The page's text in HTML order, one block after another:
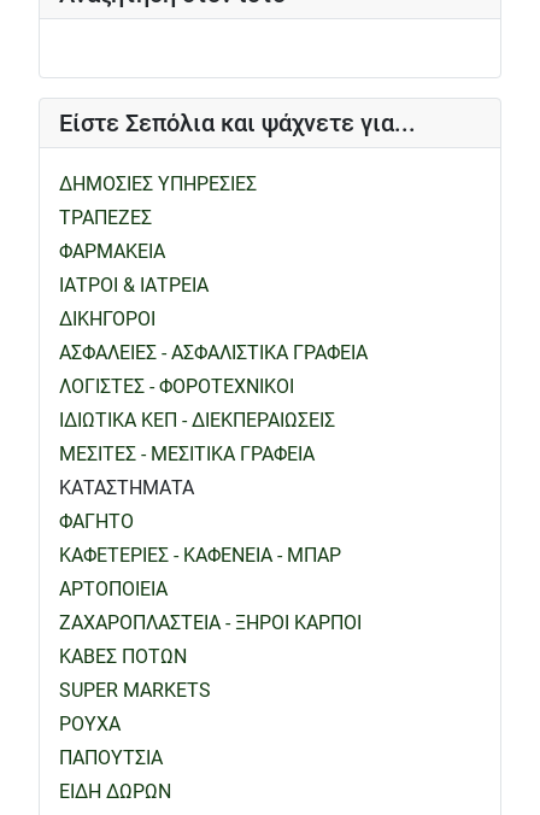
Είστε Σεπόλια και ψάχνετε για...
ΔΗΜΟΣΙΕΣ ΥΠΗΡΕΣΙΕΣ
ΤΡΑΠΕΖΕΣ
ΦΑΡΜΑΚΕΙΑ
ΙΑΤΡΟΙ & ΙΑΤΡΕΙΑ
ΔΙΚΗΓΟΡΟΙ
ΑΣΦΑΛΕΙΕΣ - ΑΣΦΑΛΙΣΤΙΚΑ ΓΡΑΦΕΙΑ
ΛΟΓΙΣΤΕΣ - ΦΟΡΟΤΕΧΝΙΚΟΙ
ΙΔΙΩΤΙΚΑ ΚΕΠ - ΔΙΕΚΠΕΡΑΙΩΣΕΙΣ
ΜΕΣΙΤΕΣ - ΜΕΣΙΤΙΚΑ ΓΡΑΦΕΙΑ
ΚΑΤΑΣΤΗΜΑΤΑ
ΦΑΓΗΤΟ
ΚΑΦΕΤΕΡΙΕΣ - ΚΑΦΕΝΕΙΑ - ΜΠΑΡ
ΑΡΤΟΠΟΙΕΙΑ
ΖΑΧΑΡΟΠΛΑΣΤΕΙΑ - ΞΗΡΟΙ ΚΑΡΠΟΙ
ΚΑΒΕΣ ΠΟΤΩΝ
SUPER MARKETS
ΡΟΥΧΑ
ΠΑΠΟΥΤΣΙΑ
ΕΙΔΗ ΔΩΡΩΝ